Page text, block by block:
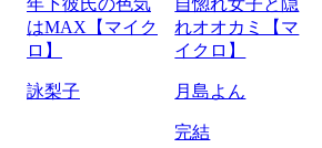
年下彼氏の色気
はMAX【マイク
ロ】
詠梨子
自惚れ女子と隠
れオオカミ【マ
イクロ】
月島よん
完結